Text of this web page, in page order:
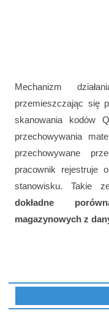
Mechanizm
przemieszczając się
skanowania kodów
przechowywania
przechowywane
pracownik rejestruje
stanowisku. Takie
dokładne
magazynowych z